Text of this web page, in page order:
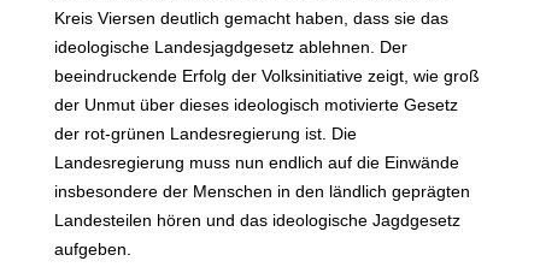
Kreis Viersen deutlich gemacht haben, dass sie das
ideologische Landesjagdgesetz ablehnen. Der
beeindruckende Erfolg der Volksinitiative zeigt, wie groß
der Unmut über dieses ideologisch motivierte Gesetz
der rot-grünen Landesregierung ist. Die
Landesregierung muss nun endlich auf die Einwände
insbesondere der Menschen in den ländlich geprägten
Landesteilen hören und das ideologische Jagdgesetz
aufgeben.